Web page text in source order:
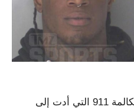
وقالت المرأة التي وضعت مكالمة 911 التي أدت إلى